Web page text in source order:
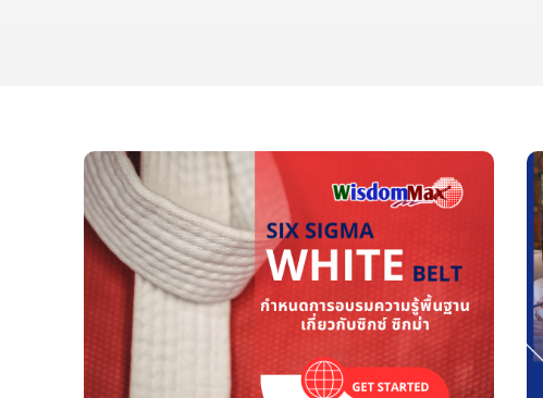
อย่างเป็นเหตุเป็นผล การแยก ข้อเท็จจริง (Fact) ออก
จาก ความคิดเห็นและสมมติฐาน (Opinion /
Assumption) รวมถึงการตั้งคำถามเชิงตรรกะที่ช่วยนำ
ไปสู่การมองเห็นสาเหตุที่แท้จริงของปัญหา ลดการแก้
ปัญหาที่ปลายเหตุ และลดความซ้ำซ้อนของปัญหาใน
องค์กร